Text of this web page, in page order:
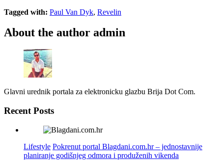
Tagged with: Paul Van Dyk, Revelin
About the author admin
Glavni urednik portala za elektronicku glazbu Brija Dot Com.
Recent Posts
Lifestyle Pokrenut portal Blagdani.com.hr – jednostavnije
planiranje godišnjeg odmora i produženih vikenda